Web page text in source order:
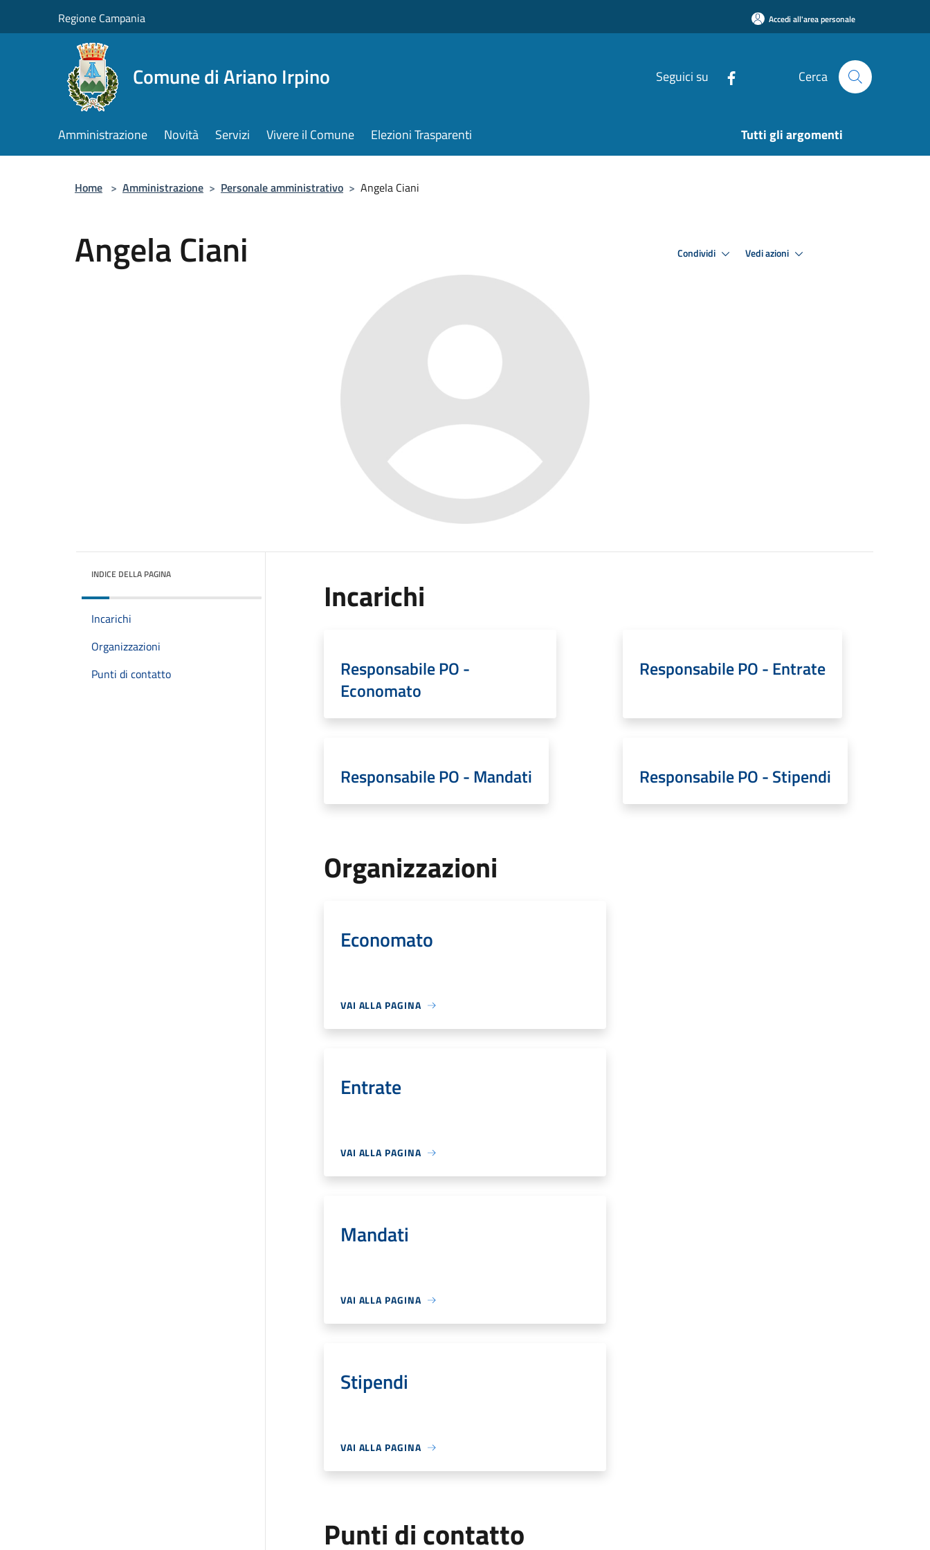
Regione Campania Accedi all'area personale
Comune di Ariano Irpino Seguici su Cerca
Amministrazione Novità Servizi Vivere il Comune Elezioni Trasparenti Tutti gli argomenti
Home > Amministrazione > Personale amministrativo > Angela Ciani
Angela Ciani Condividi Vedi azioni
INDICE DELLA PAGINA
Incarichi
Organizzazioni
Punti di contatto
Incarichi
Responsabile PO -
Economato
Responsabile PO - Entrate
Responsabile PO - Mandati Responsabile PO - Stipendi
Organizzazioni
Economato
VAI ALLA PAGINA
Entrate
VAI ALLA PAGINA
Mandati
VAI ALLA PAGINA
Stipendi
VAI ALLA PAGINA
Punti di contatto